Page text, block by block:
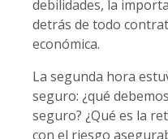
debilidades, la
detrás de todo
económica.
La segunda hora
seguro: ¿qué
seguro? ¿Qué es la
con el riesgo